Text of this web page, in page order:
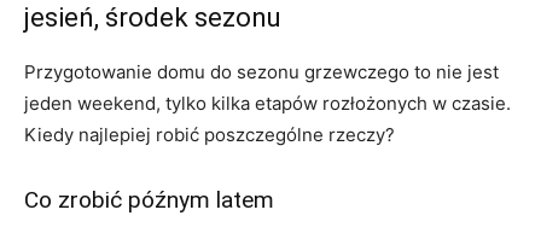
jesień, środek sezonu
Przygotowanie domu do sezonu grzewczego to nie jest
jeden weekend, tylko kilka etapów rozłożonych w czasie.
Kiedy najlepiej robić poszczególne rzeczy?
Co zrobić późnym latem